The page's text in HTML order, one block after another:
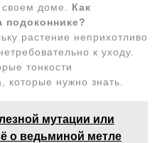
своем доме. Как
подоконнике?
растение неприхотливо
к уходу.
тонкости
которые нужно знать.
мутации или
о ведьминой метле